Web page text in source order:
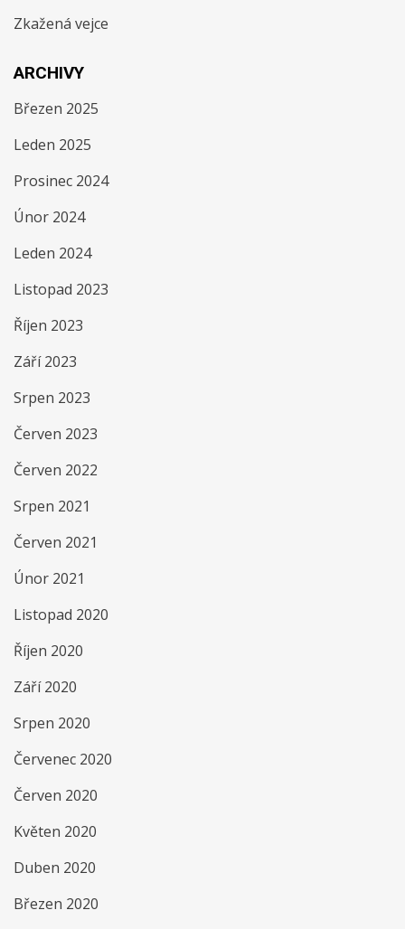
Zkažená vejce
ARCHIVY
Březen 2025
Leden 2025
Prosinec 2024
Únor 2024
Leden 2024
Listopad 2023
Říjen 2023
Září 2023
Srpen 2023
Červen 2023
Červen 2022
Srpen 2021
Červen 2021
Únor 2021
Listopad 2020
Říjen 2020
Září 2020
Srpen 2020
Červenec 2020
Červen 2020
Květen 2020
Duben 2020
Březen 2020